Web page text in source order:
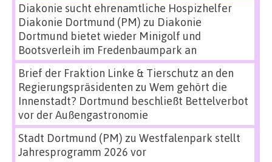
Diakonie sucht ehrenamtliche Hospizhelfer
Diakonie Dortmund (PM) zu Diakonie
Dortmund bietet wieder Minigolf und
Bootsverleih im Fredenbaumpark an
Brief der Fraktion Linke & Tierschutz an den
Regierungspräsidenten zu Wem gehört die
Innenstadt? Dortmund beschließt Bettelverbot
vor der Außengastronomie
Stadt Dortmund (PM) zu Westfalenpark stellt
Jahresprogramm 2026 vor